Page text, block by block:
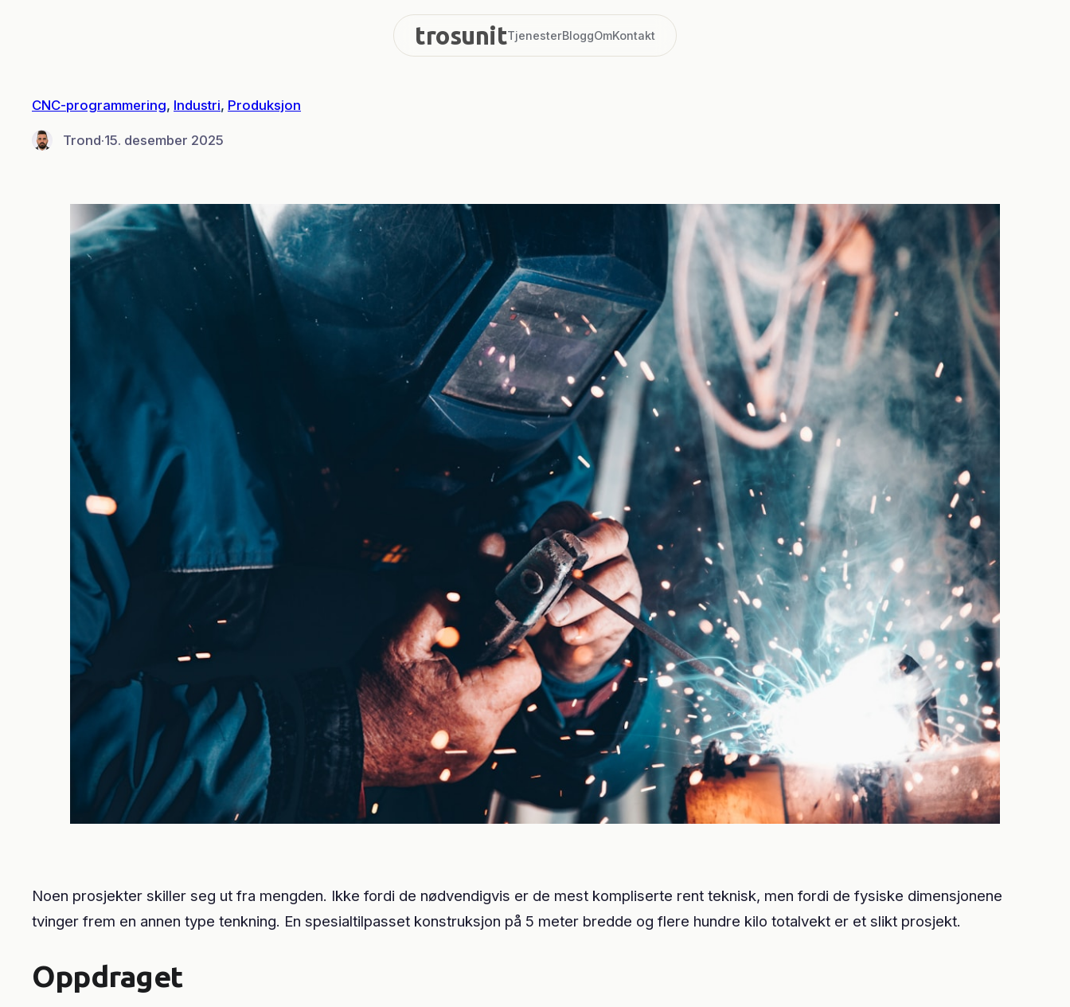
CNC-programmering, Industri, Produksjon
Trond·15. desember 2025
Noen prosjekter skiller seg ut fra mengden. Ikke fordi de nødvendigvis er de mest kompliserte rent teknisk, men fordi de fysiske dimensjonene
tvinger frem en annen type tenkning. En spesialtilpasset konstruksjon på 5 meter bredde og flere hundre kilo totalvekt er et slikt prosjekt.
Oppdraget
trosunitTjenesterBloggOmKontakt